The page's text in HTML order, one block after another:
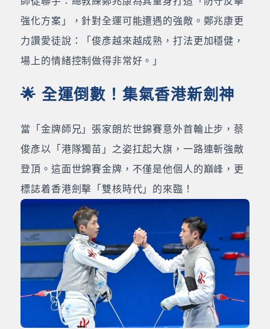
強化方案」，針對全運可能遭遇的強敵。鄭兆康更
力讚愛徒說：「俊彥越來越成熟，打法更加穩健，
場上的情緒控制做得非常好。」
🌟 全運倒數！集氣香港新劍神
當「金牌師兄」張家朗於世錦賽意外首輪止步，蔡
俊彥以「港隊獨苗」之姿扛起大旗，一路連斬強敵
登頂。這面世錦賽金牌，不僅是他個人的巔峰，更
標誌着香港劍擊「雙核時代」的來臨！